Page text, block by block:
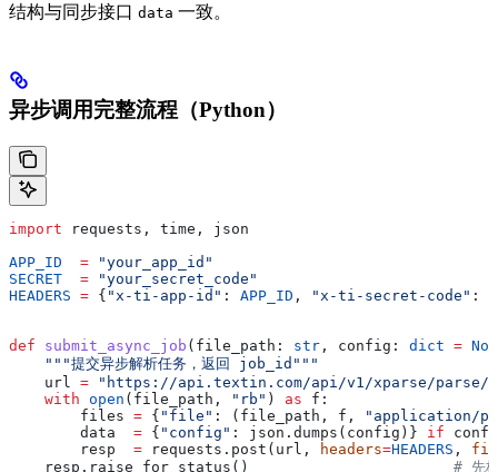
结构与同步接口 data 一致。
异步调用完整流程（Python）
import requests, time, json
APP_ID
  =
"your_app_id"
SECRET
  =
"your_secret_code"
HEADERS = { "x-ti-app-id" : APP_ID , "x-ti-secret-code" :
def submit_async_job ( file_path : str , config : dict =
    """提交异步解析任务，返回 job_id"""
    url
= "https://api.textin.com/api/v1/xparse/parse/
    with
open (file_path, "rb" ) as f:
        files
= { "file" : (file_path, f,
"application/
        data
= { "config" : json.dumps(config)} if
        resp
= requests.post(url, headers=HEADERS ,
    resp.raise_for_status()
# 先